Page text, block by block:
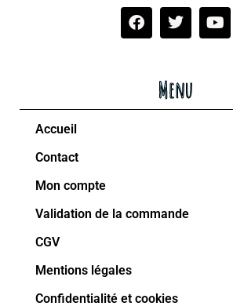
Menu
Accueil
Contact
Mon compte
Validation de la commande
CGV
Mentions légales
Confidentialité et cookies